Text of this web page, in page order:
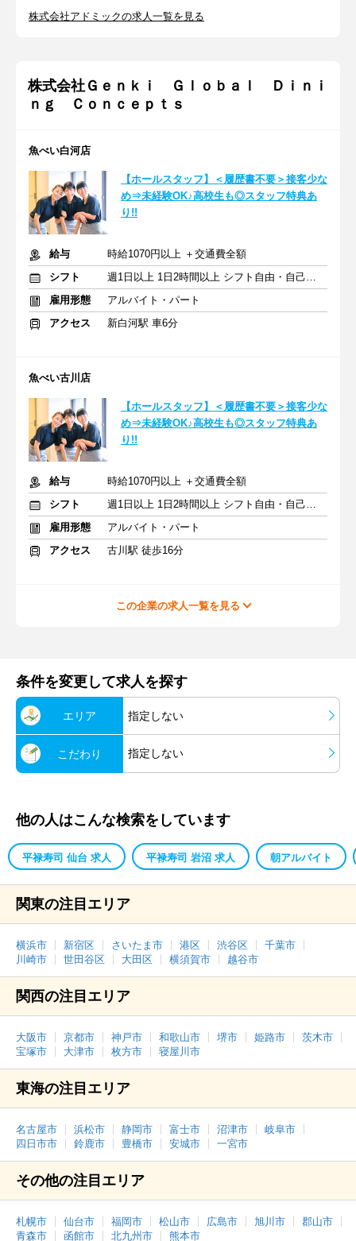
株式会社アドミックの求人一覧を見る
株式会社Ｇｅｎｋｉ Ｇｌｏｂａｌ Ｄｉｎｉ
ｎｇ Ｃｏｎｃｅｐｔｓ
魚べい白河店
【ホールスタッフ】＜履歴書不要＞接客少な
め⇒未経験OK♪高校生も◎スタッフ特典あ
り!!
給与
時給1070円以上 ＋交通費全額
シフト
週1日以上 1日2時間以上 シフト自由・自己申告
雇用形態
アルバイト・パート
アクセス
新白河駅 車6分
魚べい古川店
【ホールスタッフ】＜履歴書不要＞接客少な
め⇒未経験OK♪高校生も◎スタッフ特典あ
り!!
給与
時給1070円以上 ＋交通費全額
シフト
週1日以上 1日2時間以上 シフト自由・自己申告
雇用形態
アルバイト・パート
アクセス
古川駅 徒歩16分
この企業の求人一覧を見る
条件を変更して求人を探す
エリア 指定しない
こだわり 指定しない
他の人はこんな検索をしています
平禄寿司 仙台 求人 平禄寿司 岩沼 求人 朝アルバイト
関東の注目エリア
横浜市 新宿区 さいたま市 港区 渋谷区
千葉市
川崎市
世田谷区 大田区 横須賀市 越谷市
関西の注目エリア
大阪市 京都市 神戸市 和歌山市 堺市 姫路市
茨木市
宝塚市
大津市 枚方市 寝屋川市
東海の注目エリア
名古屋市 浜松市 静岡市 富士市 沼津市
岐阜市
四日市市
鈴鹿市 豊橋市 安城市 一宮市
その他の注目エリア
札幌市 仙台市 福岡市 松山市 広島市 旭川市
郡山市
青森市
函館市 北九州市 熊本市